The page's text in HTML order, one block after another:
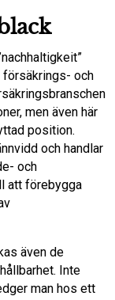
försäkrings- och
men även här
position.
och handlar
och
att förebygga
även de
Inte
man hos ett